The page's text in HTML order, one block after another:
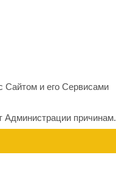
Сайтом и его Сервисами
Администрации причинам.